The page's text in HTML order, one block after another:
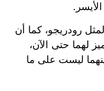
رودريجو، كما أن
لهما حتى الآن،
ليست على ما